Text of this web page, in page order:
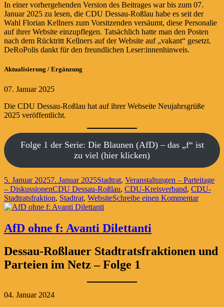
In einer vorhergehenden Version des Beitrages war bis zum 07.
Januar 2025 zu lesen, die CDU Dessau-Roßlau habe es seit der
Wahl Florian Kellners zum Vorsitzenden versäumt, diese Personalie
auf ihrer Website einzupflegen. Tatsächlich hatte man den Posten
nach dem Rücktritt Kellners auf der Website auf „vakant“ gesetzt.
DeRoPolis dankt für den freundlichen Leser:innenhinweis.
Aktualisierung / Ergänzung
07. Januar 2025
Die CDU Dessau-Roßlau hat auf ihrer Webseite Neujahrsgrüße
2025 veröffentlicht.
Folge 1 der Serie: Die Blaunen (AfD) – das „f“ ist
zu viel (hier klicken)
Veröffentlicht
am
5. Januar 20257. Januar 2025Kategorien
Stadtrat, Veranstaltungen – Parteitage
– DiskussionenSchlagwörter
CDU Dessau-Roßlau, CDU-Kreisverband, CDU-
Stadtratsfraktion, Stadtrat, WebsiteSchreibe einen Kommentarzu
AfD ohne f: Avanti Dilettanti
Dessau-Roßlauer Stadtratsfraktionen und
Parteien im Netz – Folge 1
04. Januar 2024